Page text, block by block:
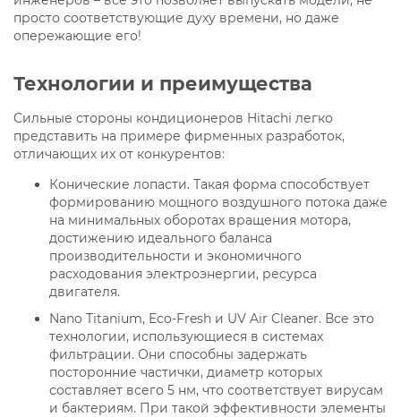
просто соответствующие духу времени, но даже
опережающие его!
Технологии и преимущества
Сильные стороны кондиционеров Hitachi легко
представить на примере фирменных разработок,
отличающих их от конкурентов:
Конические лопасти. Такая форма способствует
формированию мощного воздушного потока даже
на минимальных оборотах вращения мотора,
достижению идеального баланса
производительности и экономичного
расходования электроэнергии, ресурса
двигателя.
Nano Titanium, Eco-Fresh и UV Air Cleaner. Все это
технологии, использующиеся в системах
фильтрации. Они способны задержать
посторонние частички, диаметр которых
составляет всего 5 нм, что соответствует вирусам
и бактериям. При такой эффективности элементы